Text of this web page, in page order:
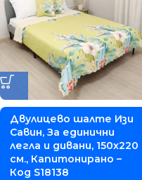
Двулицево шалте Изи
Савин, За единични
легла и дивани, 150х220
см., Капитонирано –
Код S18138